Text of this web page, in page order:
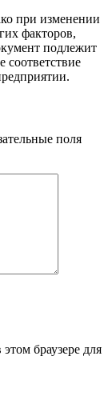
при изменении
факторов,
подлежит
соответствие
поля
браузере для